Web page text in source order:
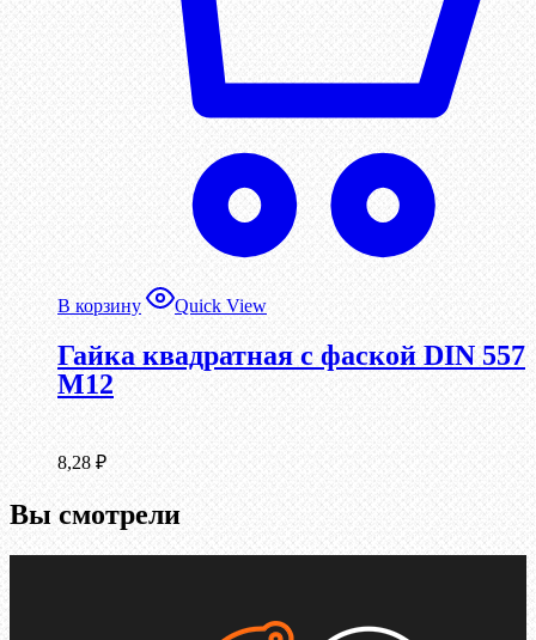
В корзину Quick View
Гайка квадратная с фаской DIN 557
М12
8,28 ₽
Вы смотрели